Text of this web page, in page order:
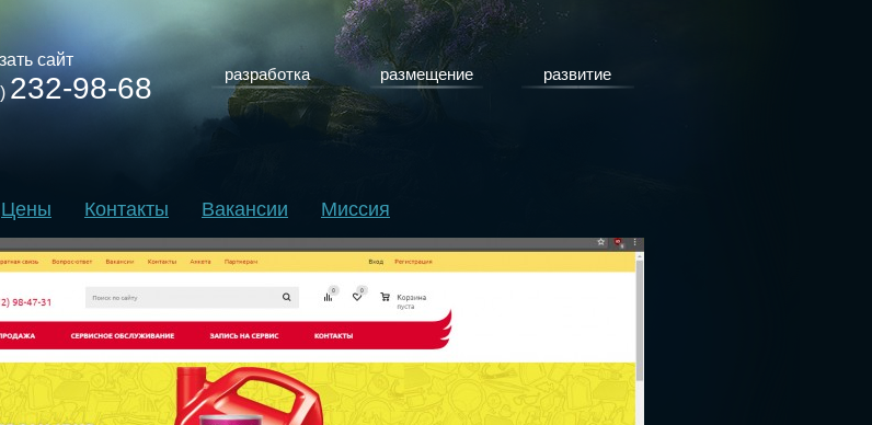
сайт
232-98-68 разработка размещение развитие
Цены Контакты Вакансии Миссия